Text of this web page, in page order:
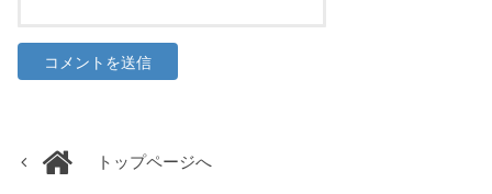
トップページへ